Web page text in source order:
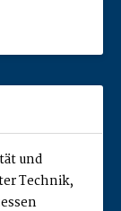
und
Technik,